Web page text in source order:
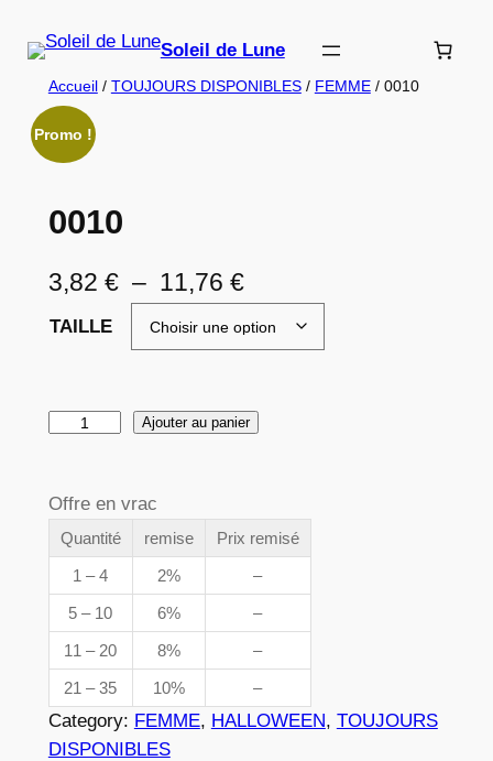
contenu
Soleil de Lune
Accueil/ TOUJOURS DISPONIBLES/ FEMME/ 0010
Promo !
0010
3,82 € – 11,76 €P
l
a
e
e
p
r
i
x
TAILLE
n
t
0
0
Ajouter au panier
Offre en vrac
Quantité remise
Prix remisé
1 – 4
2%
–
5 – 10
6%
–
11 – 20
8%
–
21 – 35
10% –
Category: FEMME, HALLOWEEN, TOUJOURS
DISPONIBLES